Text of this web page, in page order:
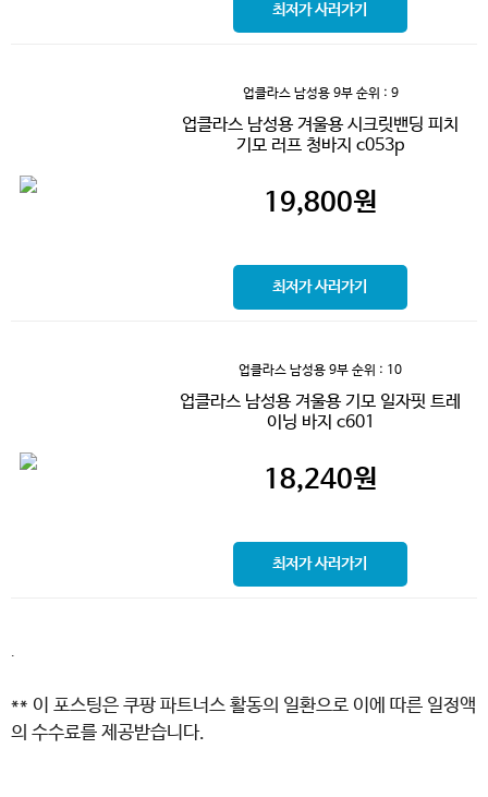
최저가 사러가기
업클라스 남성용 9부순위 : 9
업클라스 남성용 겨울용 시크릿밴딩 피치
기모 러프 청바지 c053p
19,800원
최저가 사러가기
업클라스 남성용 9부 순위 : 10
업클라스 남성용 겨울용 기모 일자핏 트레
이닝 바지 c601
18,240원
최저가 사러가기
.
** 이 포스팅은 쿠팡 파트너스 활동의 일환으로 이에 따른 일정액
의 수수료를 제공받습니다.